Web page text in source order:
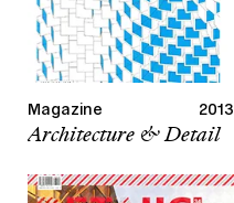
Magazine 2013
Architecture & Detail